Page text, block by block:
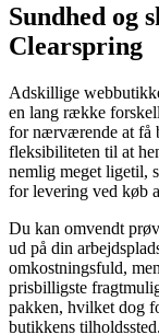
Sundhed og
Clearspring
Adskillige
en lang række
for nærværende at få
fleksibiliteten til at
nemlig meget ligetil,
for levering ved køb
Du kan omvendt
ud på din
omkostningsfuld,
prisbilligste
pakken, hvilket dog
butikkens tilholdssted.